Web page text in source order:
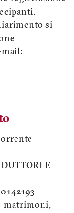
si
mail:
E
matrimoni,